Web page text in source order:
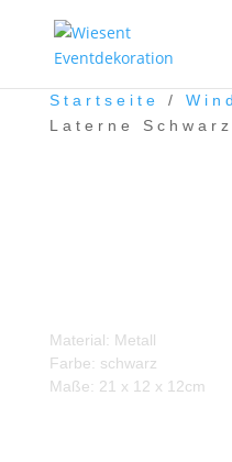
Startseite /
Laterne
Material: Metall
Farbe: schwarz
Maße: 21 x 12 x 12cm